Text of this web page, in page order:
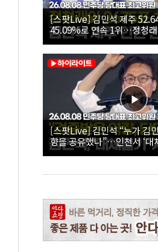
[스팟Live] 김민석 제주
45.09%로 연속 1위…정청래
26.08.08 더불어민주당 당대
보 인천 합동연설회
[스팟Live] 김민석 “누가 김
향을 공유했나”…인천서 ‘대
26.08.08 더불어민주당 당대